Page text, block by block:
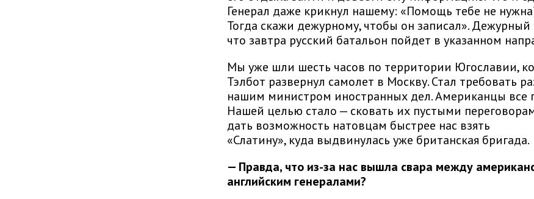
Генерал даже крикнул нашему: «Помощь тебе не
Тогда скажи дежурному, чтобы он записал». Дежурный
что завтра русский батальон пойдет в указанном
Мы уже шли шесть часов по территории Югославии,
Тэлбот развернул самолет в Москву. Стал требовать
нашим министром иностранных дел. Американцы все
Нашей целью стало — сковать их пустыми
дать возможность натовцам быстрее нас взять
«Слатину», куда выдвинулась уже британская бригада.
— Правда, что из-за нас вышла свара между
английским генералами?